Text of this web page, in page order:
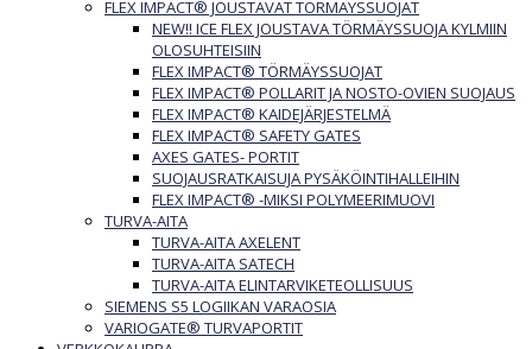
FLEX IMPACT® JOUSTAVAT TÖRMÄYSSUOJAT
NEW!! ICE FLEX JOUSTAVA TÖRMÄYSSUOJA KYLMIIN
OLOSUHTEISIIN
FLEX IMPACT® TÖRMÄYSSUOJAT
FLEX IMPACT® POLLARIT JA NOSTO-OVIEN SUOJAUS
FLEX IMPACT® KAIDEJÄRJESTELMÄ
FLEX IMPACT® SAFETY GATES
AXES GATES- PORTIT
SUOJAUSRATKAISUJA PYSÄKÖINTIHALLEIHIN
FLEX IMPACT® -MIKSI POLYMEERIMUOVI
TURVA-AITA
TURVA-AITA AXELENT
TURVA-AITA SATECH
TURVA-AITA ELINTARVIKETEOLLISUUS
SIEMENS S5 LOGIIKAN VARAOSIA
VARIOGATE® TURVAPORTIT